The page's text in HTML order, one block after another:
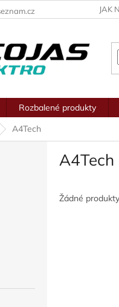
JAK
Rozbalené produkty
A4Tech
A4Tech
Žádné